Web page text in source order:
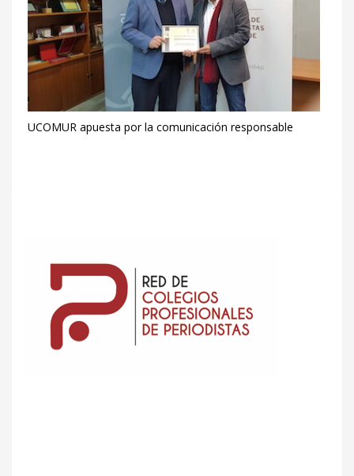
UCOMUR apuesta por la comunicación responsable